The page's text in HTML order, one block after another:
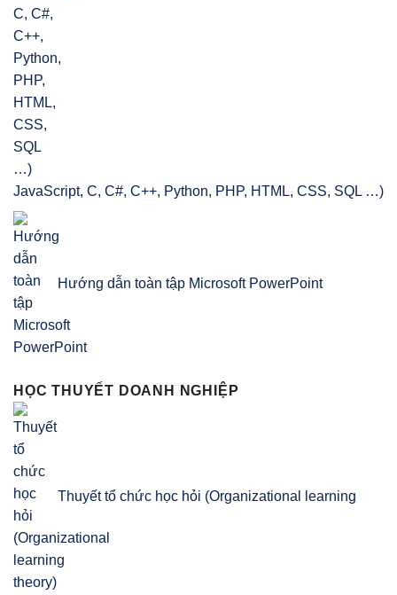
JavaScript, C, C#, C++, Python, PHP, HTML, CSS, SQL …)
Hướng dẫn toàn tập Microsoft PowerPoint
HỌC THUYẾT DOANH NGHIỆP
Thuyết tổ chức học hỏi (Organizational learning